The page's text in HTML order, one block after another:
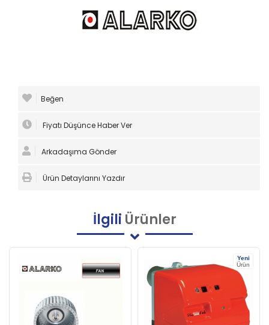
Beğen
Fiyatı Düşünce Haber Ver
Arkadaşıma Gönder
Ürün Detaylarını Yazdır
İlgili Ürünler
Yeni
Ürün